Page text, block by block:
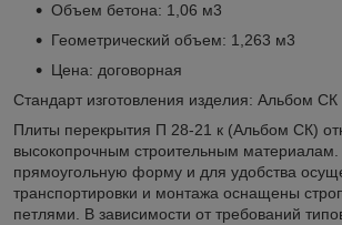
Объем бетона: 1,06 м3
Геометрический объем: 1,263 м3
Цена: договорная
Стандарт изготовления изделия: Альбом СК
Плиты перекрытия П 28-21 к (Альбом СК)
высокопрочным строительным
прямоугольную форму и для удобства
транспортировки и монтажа оснащены
петлями. В зависимости от требований